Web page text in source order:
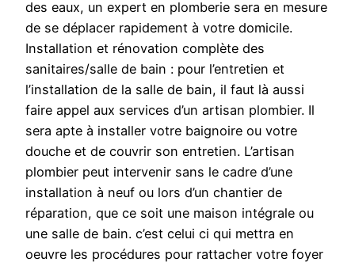
des eaux, un expert en plomberie sera en mesure
de se déplacer rapidement à votre domicile.
Installation et rénovation complète des
sanitaires/salle de bain : pour l’entretien et
l’installation de la salle de bain, il faut là aussi
faire appel aux services d’un artisan plombier. Il
sera apte à installer votre baignoire ou votre
douche et de couvrir son entretien. L’artisan
plombier peut intervenir sans le cadre d’une
installation à neuf ou lors d’un chantier de
réparation, que ce soit une maison intégrale ou
une salle de bain. c’est celui ci qui mettra en
oeuvre les procédures pour rattacher votre foyer